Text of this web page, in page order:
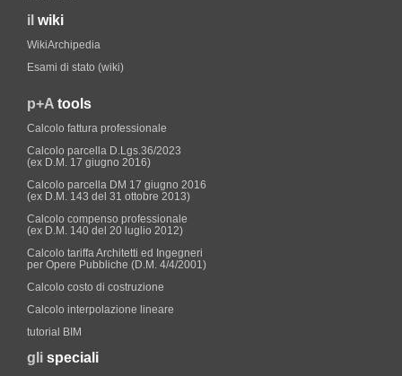
il wiki
WikiArchipedia
Esami di stato (wiki)
p+A tools
Calcolo fattura professionale
Calcolo parcella D.Lgs.36/2023
(ex D.M. 17 giugno 2016)
Calcolo parcella DM 17 giugno 2016
(ex D.M. 143 del 31 ottobre 2013)
Calcolo compenso professionale
(ex D.M. 140 del 20 luglio 2012)
Calcolo tariffa Architetti ed Ingegneri
per Opere Pubbliche (D.M. 4/4/2001)
Calcolo costo di costruzione
Calcolo interpolazione lineare
tutorial BIM
gli speciali